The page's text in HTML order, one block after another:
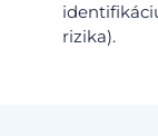
rizika).